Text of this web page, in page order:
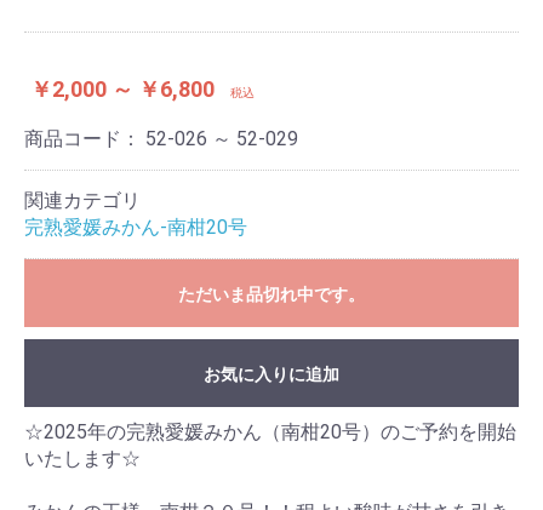
￥2,000 ～ ￥6,800 税込
商品コード： 52-026 ～ 52-029
関連カテゴリ
完熟愛媛みかん-南柑20号
ただいま品切れ中です。
お買い物を続ける
カートへ進む
お気に入りに追加
☆2025年の完熟愛媛みかん（南柑20号）のご予約を開始
いたします☆